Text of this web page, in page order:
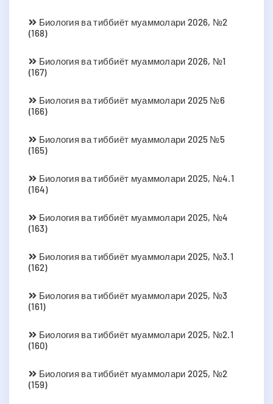
Биология ва тиббиёт муаммолари 2026, №2
(168)
Биология ва тиббиёт муаммолари 2026, №1
(167)
Биология ва тиббиёт муаммолари 2025 №6
(166)
Биология ва тиббиёт муаммолари 2025 №5
(165)
Биология ва тиббиёт муаммолари 2025, №4.1
(164)
Биология ва тиббиёт муаммолари 2025, №4
(163)
Биология ва тиббиёт муаммолари 2025, №3.1
(162)
Биология ва тиббиёт муаммолари 2025, №3
(161)
Биология ва тиббиёт муаммолари 2025, №2.1
(160)
Биология ва тиббиёт муаммолари 2025, №2
(159)